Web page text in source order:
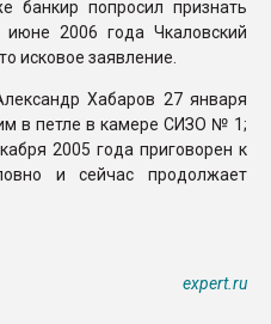
банкир попросил признать
июне 2006 года Чкаловский
исковое заявление.
Хабаров 27 января
в петле в камере СИЗО № 1;
2005 года приговорен к
и сейчас продолжает
expert.ru